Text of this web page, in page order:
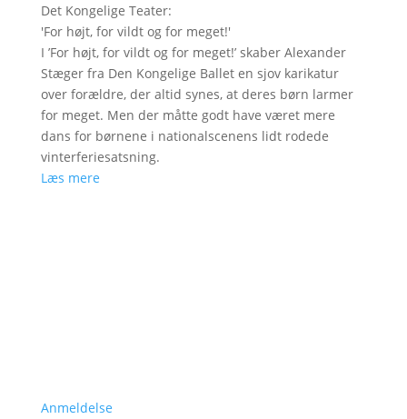
Det Kongelige Teater:
'For højt, for vildt og for meget!'
I ’For højt, for vildt og for meget!’ skaber Alexander
Stæger fra Den Kongelige Ballet en sjov karikatur
over forældre, der altid synes, at deres børn larmer
for meget. Men der måtte godt have været mere
dans for børnene i nationalscenens lidt rodede
vinterferiesatsning.
Læs mere
Anmeldelse